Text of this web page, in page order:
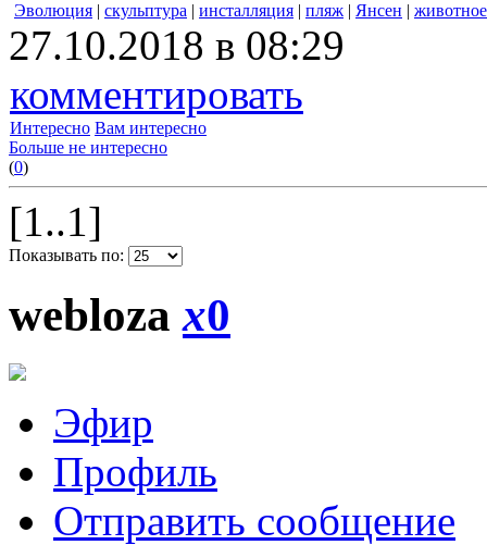
Эволюция | скульптура | инсталляция | пляж | Янсен | животное
27.10.2018 в 08:29
комментировать
Интересно Вам интересно
Больше не интересно
(0)
[1..1]
Показывать по:
weblozax0
Эфир
Профиль
Отправить сообщение